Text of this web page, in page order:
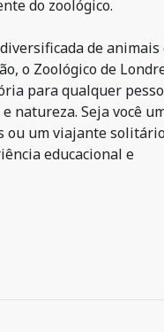
do zoológico.
de animais
o Zoológico de
para qualquer
natureza. Seja você
ou um viajante
educacional e